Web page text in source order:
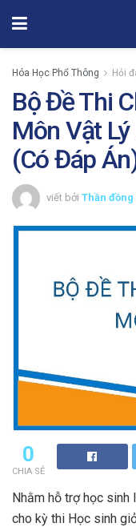
Hóa Học Phổ Thông Hỏi
Bộ Đề Thi
Môn Vật
(Có Đáp
viết bởi Thần
0
CHIA SẺ
Nhằm hỗ trợ học sinh
cho kỳ thi Học sinh